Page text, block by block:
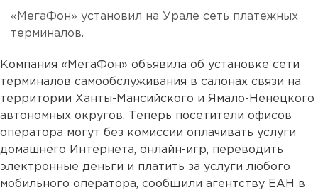
«МегаФон» установил на Урале сеть платежных
терминалов.
Компания «МегаФон» объявила об установке сети
терминалов самообслуживания в салонах связи на
территории Ханты-Мансийского и Ямало-Ненецкого
автономных округов. Теперь посетители офисов
оператора могут без комиссии оплачивать услуги
домашнего Интернета, онлайн-игр, переводить
электронные деньги и платить за услуги любого
мобильного оператора, сообщили агентству ЕАН в